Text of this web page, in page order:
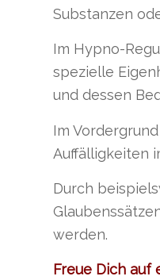
Substanzen
Im Hypno-
spezielle
und dessen
Im
Auffälligkeiten
Durch
werden.
Freue Dich auf